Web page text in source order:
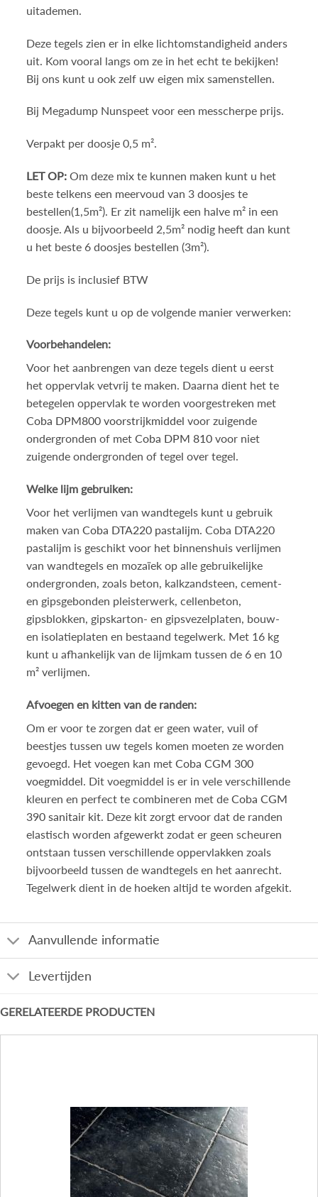
uitademen.
Deze tegels zien er in elke lichtomstandigheid anders
uit. Kom vooral langs om ze in het echt te bekijken!
Bij ons kunt u ook zelf uw eigen mix samenstellen.
Bij Megadump Nunspeet voor een messcherpe prijs.
Verpakt per doosje 0,5 m².
LET OP:Om deze mix te kunnen maken kunt u het
beste telkens een meervoud van 3 doosjes te
bestellen(1,5m²). Er zit namelijk een halve m² in een
doosje. Als u bijvoorbeeld 2,5m² nodig heeft dan kunt
u het beste 6 doosjes bestellen (3m²).
De prijs is inclusief BTW
Deze tegels kunt u op de volgende manier verwerken:
Voorbehandelen:
Voor het aanbrengen van deze tegels dient u eerst
het oppervlak vetvrij te maken. Daarna dient het te
betegelen oppervlak te worden voorgestreken met
Coba DPM800 voorstrijkmiddel voor zuigende
ondergronden of met Coba DPM 810voor niet
zuigende ondergronden of tegel over tegel.
Welke lijm gebruiken:
Voor het verlijmen van wandtegels kunt u gebruik
maken van Coba DTA220 pastalijm. Coba DTA220
pastalijm is geschikt voor het binnenshuis verlijmen
van wandtegels en mozaïek op alle gebruikelijke
ondergronden, zoals beton, kalkzandsteen, cement-
en gipsgebonden pleisterwerk, cellenbeton,
gipsblokken, gipskarton- en gipsvezelplaten, bouw-
en isolatieplaten en bestaand tegelwerk. Met 16 kg
kunt u afhankelijk van de lijmkam tussen de 6 en 10
m² verlijmen.
Afvoegen en kitten van de randen:
Om er voor te zorgen dat er geen water, vuil of
beestjes tussen uw tegels komen moeten ze worden
gevoegd. Het voegen kan met Coba CGM 300
voegmiddel. Dit voegmiddel is er in vele verschillende
kleuren en perfect te combineren met de Coba CGM
390 sanitair kit. Deze kit zorgt ervoor dat de randen
elastisch worden afgewerkt zodat er geen scheuren
ontstaan tussen verschillende oppervlakken zoals
bijvoorbeeld tussen de wandtegels en het aanrecht.
Tegelwerk dient in de hoeken altijd te worden afgekit.
Aanvullende informatie
Levertijden
GERELATEERDE PRODUCTEN